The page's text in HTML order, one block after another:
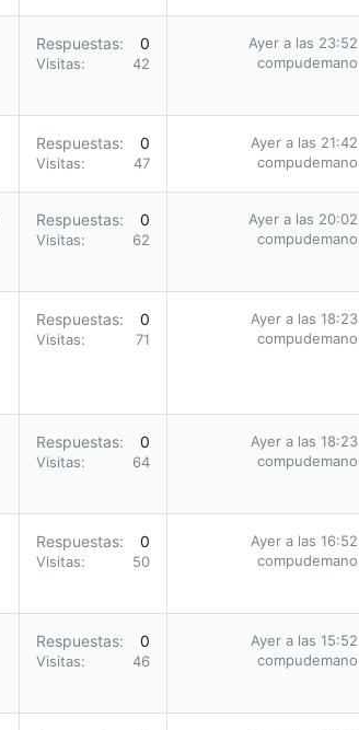
Respuestas 0
Visitas 42
Ayer a las 23:52
compudemano
Respuestas 0
Visitas 47
Ayer a las 21:42
compudemano
Respuestas 0
Visitas 62
Ayer a las 20:02
compudemano
Respuestas 0
Visitas 71
Ayer a las 18:23
compudemano
Respuestas 0
Visitas 64
Ayer a las 18:23
compudemano
Respuestas 0
Visitas 50
Ayer a las 16:52
compudemano
Respuestas 0
Visitas 46
Ayer a las 15:52
compudemano